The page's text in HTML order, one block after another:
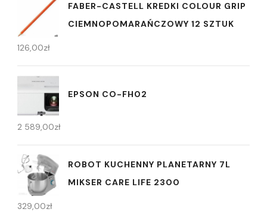
FABER-CASTELL KREDKI COLOUR GRIP
CIEMNOPOMARAŃCZOWY 12 SZTUK
126,00zł
EPSON CO-FH02
2 589,00zł
ROBOT KUCHENNY PLANETARNY 7L
MIKSER CARE LIFE 2300
329,00zł